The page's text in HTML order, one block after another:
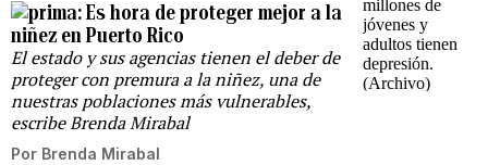
Es hora de proteger mejor a la
niñez en Puerto Rico
El estado y sus agencias tienen el deber de
proteger con premura a la niñez, una de
nuestras poblaciones más vulnerables,
escribe Brenda Mirabal
Por Brenda Mirabal